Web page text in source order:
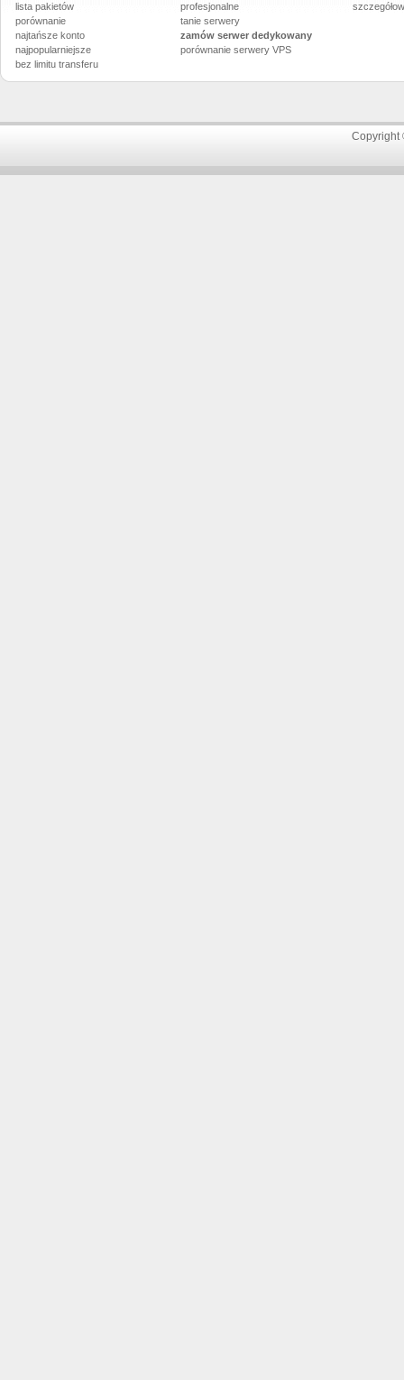
lista pakietów
porównanie
najtańsze konto
najpopularniejsze
bez limitu transferu
profesjonalne
tanie serwery
zamów serwer dedykowany
porównanie serwery VPS
Copyright